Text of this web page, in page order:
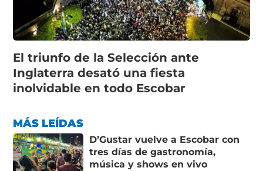
El triunfo de la Selección ante
Inglaterra desató una fiesta
inolvidable en todo Escobar
MÁS LEÍDAS
D’Gustar vuelve a Escobar con
tres días de gastronomía,
música y shows en vivo